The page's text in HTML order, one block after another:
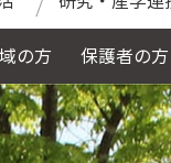
の方 保護者の方